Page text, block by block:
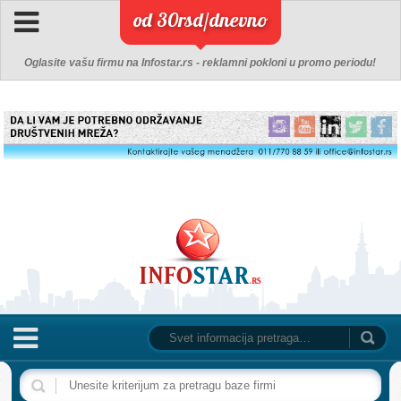
od 30rsd/dnevno
Oglasite vašu firmu na Infostar.rs - reklamni pokloni u promo periodu!
NASLOVNA